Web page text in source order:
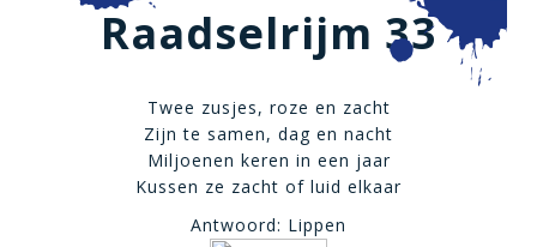
Raadselrijm 33
Twee zusjes, roze en zacht
Zijn te samen, dag en nacht
Miljoenen keren in een jaar
Kussen ze zacht of luid elkaar
Antwoord: Lippen